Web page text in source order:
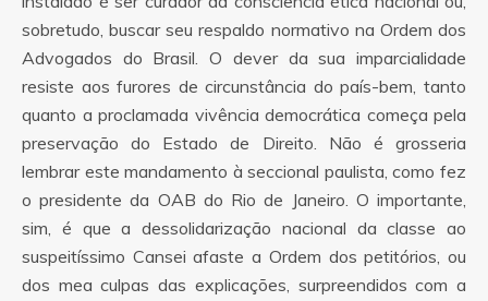
sobretudo, buscar seu respaldo normativo na Ordem dos
Advogados do Brasil. O dever da sua imparcialidade
resiste aos furores de circunstância do país-bem, tanto
quanto a proclamada vivência democrática começa pela
preservação do Estado de Direito. Não é grosseria
lembrar este mandamento à seccional paulista, como fez
o presidente da OAB do Rio de Janeiro. O importante,
sim, é que a dessolidarização nacional da classe ao
suspeitíssimo Cansei afaste a Ordem dos petitórios, ou
dos mea culpas das explicações, surpreendidos com a